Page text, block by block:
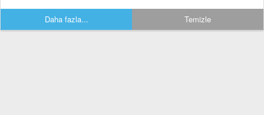
Daha fazla... Temizle